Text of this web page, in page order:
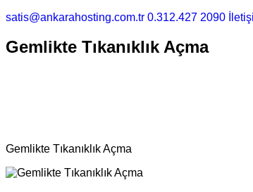
satis@ankarahosting.com.tr 0.312.427 2090
Gemlikte Tıkanıklık Açma
Gemlikte Tıkanıklık Açma